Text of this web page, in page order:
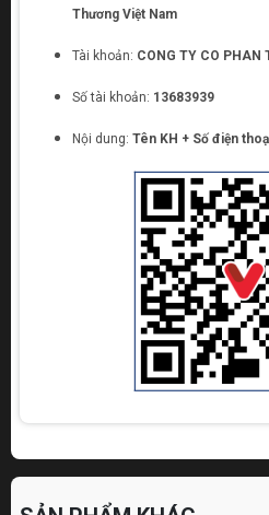
Thương Việt Nam
Tài khoản: CONG TY CO PHAN
Số tài khoản: 13683939
Nội dung: Tên KH + Số điện